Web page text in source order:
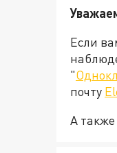
Если
"
почту
А